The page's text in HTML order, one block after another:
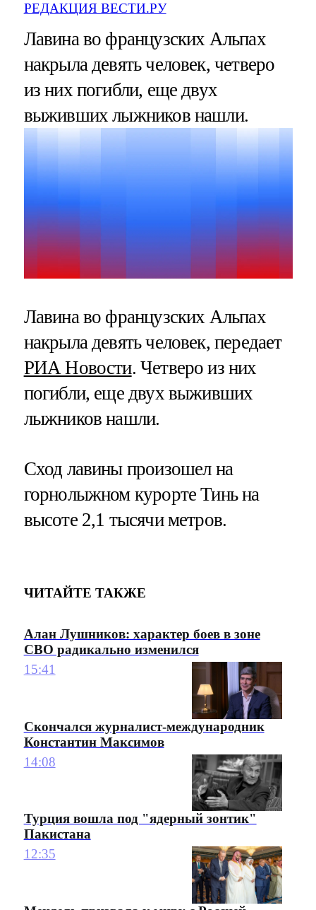
РЕДАКЦИЯ ВЕСТИ.РУ
Лавина во французских Альпах
накрыла девять человек, четверо
из них погибли, еще двух
выживших лыжников нашли.
Лавина во французских Альпах
накрыла девять человек, передает
РИА Новости. Четверо из них
погибли, еще двух выживших
лыжников нашли.
Сход лавины произошел на
горнолыжном курорте Тинь на
высоте 2,1 тысячи метров.
ЧИТАЙТЕ ТАКЖЕ
Алан Лушников: характер боев в зоне
СВО радикально изменился
15:41
Скончался журналист-международник
Константин Максимов
14:08
Турция вошла под "ядерный зонтик"
Пакистана
12:35